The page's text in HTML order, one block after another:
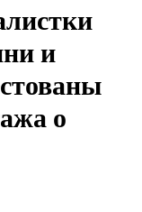
и
о